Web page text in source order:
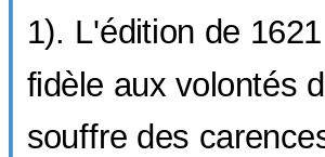
1). L'édition de
fidèle aux volontés
souffre des